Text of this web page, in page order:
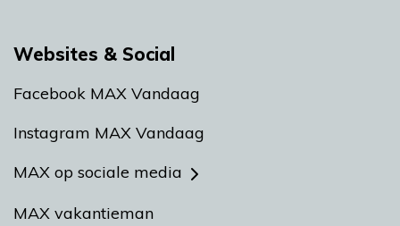
Websites & Social
Facebook MAX Vandaag
Instagram MAX Vandaag
MAX op sociale media
MAX vakantieman